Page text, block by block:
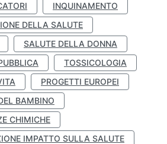
INQUINAMENTO
DELLA SALUTE
SALUTE DELLA DONNA
TOSSICOLOGIA
PROGETTI EUROPEI
BAMBINO
CHIMICHE
IMPATTO SULLA SALUTE